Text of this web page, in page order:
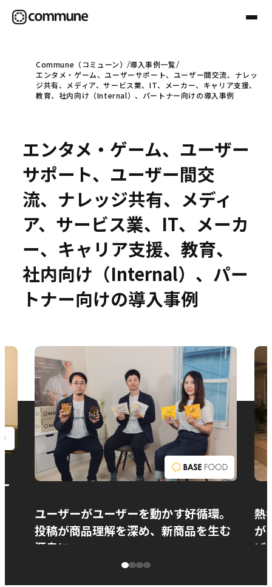
Communeについて
事例
お役立ち情報
Commune（コミューン）
導入事例一覧
エンタメ・ゲーム、ユーザーサポート、ユーザー間交流、ナレッ
ジ共有、メディア、サービス業、IT、メーカー、キャリア支援、
教育、社内向け（Internal）、パートナー向けの導入事例
エンタメ・ゲーム、ユーザー
サポート、ユーザー間交
流、ナレッジ共有、メディ
ア、サービス業、IT、メーカ
ー、キャリア支援、教育、
社内向け（Internal）、パー
トナー向けの導入事例
ユーザーがユーザーを動かす好循環。
投稿が商品理解を深め、新商品を生む
源泉に
熱
が
ぱ